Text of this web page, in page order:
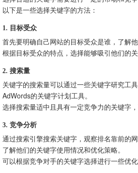
以下是一些选择关键字的方法：
1. 目标受众
首先要明确自己网站的目标受众是谁，了解他
根据目标受众的特点，选择能够吸引他们的关
2. 搜索量
关键字的搜索量可以通过一些关键字研究工
AdWords的关键字计划工具。
选择搜索量适中且具有一定竞争力的关键字
3. 竞争分析
通过搜索引擎搜索关键字，观察排名靠前的网
了解他们的关键字使用情况和优化策略。
可以根据竞争对手的关键字选择进行一些优化